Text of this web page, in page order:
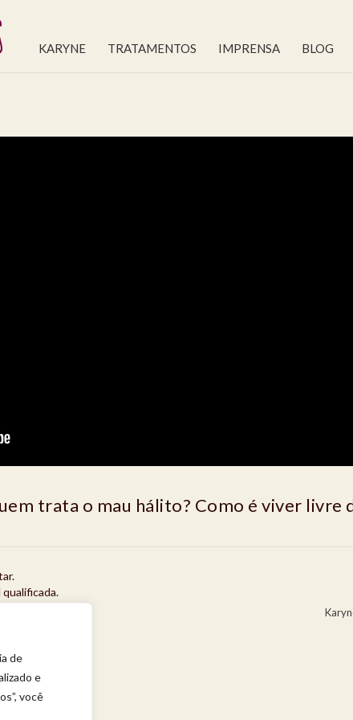
de
e
você
KARYNE TRATAMENTOS IMPRENSA BLOG
trata o mau hálito? Como é viver livre